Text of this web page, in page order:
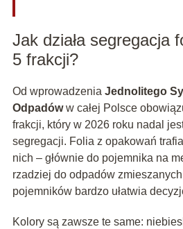
Jak działa segregacja
5 frakcji?
Od wprowadzenia Jednolitego
Odpadóww całej Polsce
frakcji, który w 2026 roku nadal
segregacji. Folia z opakowań
nich – głównie do pojemnika na
rzadziej do odpadów
pojemników bardzo ułatwia
Kolory są zawsze te same: